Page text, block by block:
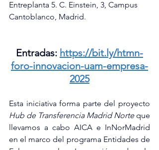
Entreplanta 5. C. Einstein, 3, Campus
Cantoblanco, Madrid.
Entradas: https://bit.ly/htmn-
foro-innovacion-uam-empresa-
2025
Hub de Transferencia Madrid Norte que
llevamos a cabo AICA e InNorMadrid
en el marco del programa Entidades de